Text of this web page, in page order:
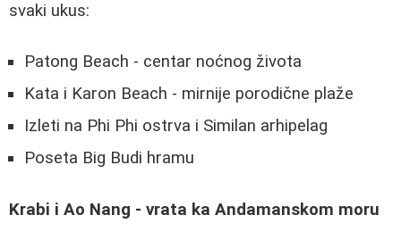
svaki ukus:
Patong Beach - centar noćnog života
Kata i Karon Beach - mirnije porodične plaže
Izleti na Phi Phi ostrva i Similan arhipelag
Poseta Big Budi hramu
Krabi i Ao Nang - vrata ka Andamanskom moru